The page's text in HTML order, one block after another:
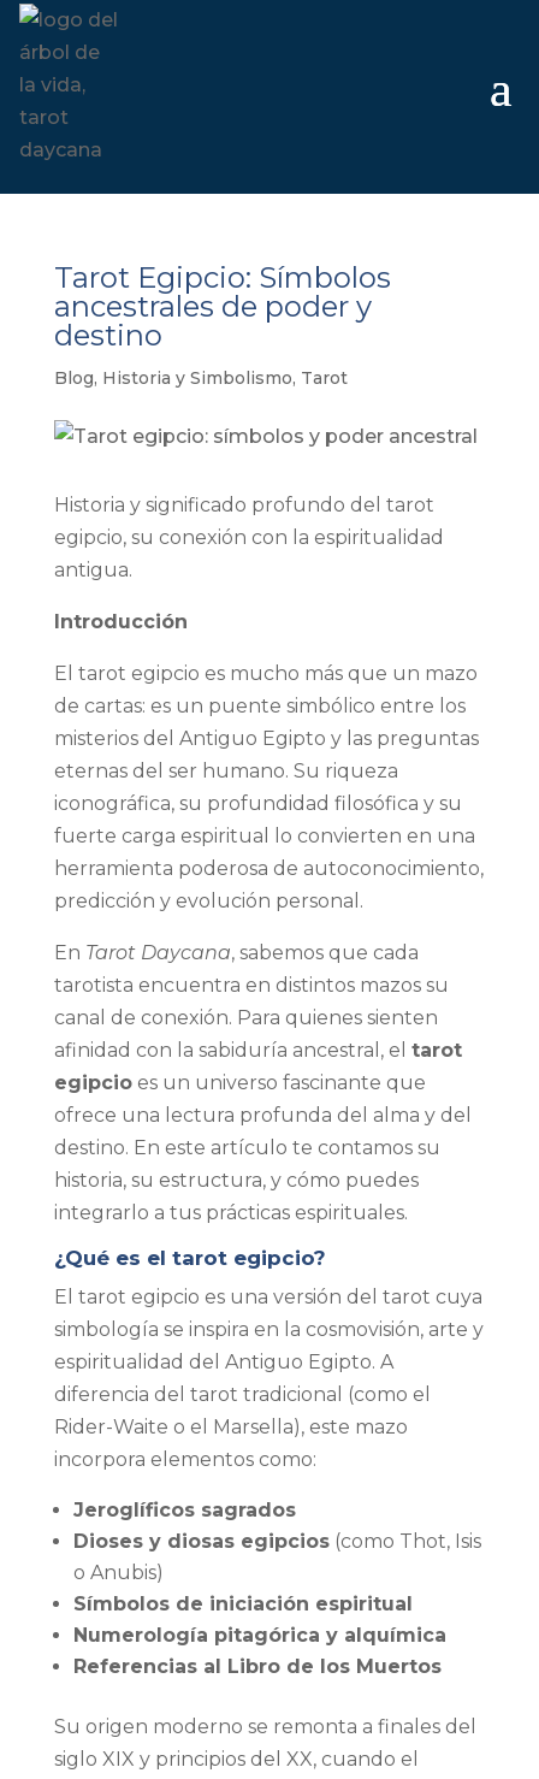
Tarot Egipcio: Símbolos
ancestrales de poder y
destino
Blog, Historia y Simbolismo, Tarot
Historia y significado profundo del tarot
egipcio, su conexión con la espiritualidad
antigua.
Introducción
El tarot egipcio es mucho más que un mazo
de cartas: es un puente simbólico entre los
misterios del Antiguo Egipto y las preguntas
eternas del ser humano. Su riqueza
iconográfica, su profundidad filosófica y su
fuerte carga espiritual lo convierten en una
herramienta poderosa de autoconocimiento,
predicción y evolución personal.
En Tarot Daycana, sabemos que cada
tarotista encuentra en distintos mazos su
canal de conexión. Para quienes sienten
afinidad con la sabiduría ancestral, el tarot
egipcioes un universo fascinante que
ofrece una lectura profunda del alma y del
destino. En este artículo te contamos su
historia, su estructura, y cómo puedes
integrarlo a tus prácticas espirituales.
¿Qué es el tarot egipcio?
El tarot egipcio es una versión del tarot cuya
simbología se inspira en la cosmovisión, arte y
espiritualidad del Antiguo Egipto. A
diferencia del tarot tradicional (como el
Rider-Waite o el Marsella), este mazo
incorpora elementos como:
Jeroglíficos sagrados
Dioses y diosas egipcios(como Thot, Isis
o Anubis)
Símbolos de iniciación espiritual
Numerología pitagórica y alquímica
Referencias al Libro de los Muertos
Su origen moderno se remonta a finales del
siglo XIX y principios del XX, cuando el